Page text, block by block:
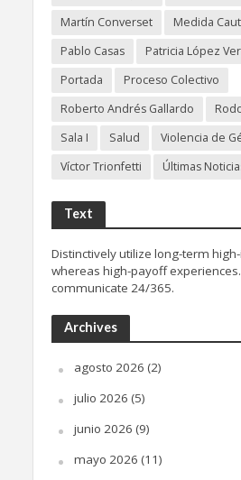
Martín Converset
Medida
Pablo Casas
Patricia López
Portada
Proceso Colectivo
Roberto Andrés Gallardo
Sala I
Salud
Violencia de
Víctor Trionfetti
Últimas
Text
Distinctively utilize long-term
whereas high-payoff
communicate 24/365.
Archives
agosto 2026 (2)
julio 2026 (5)
junio 2026 (9)
mayo 2026 (11)